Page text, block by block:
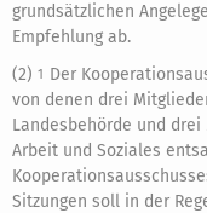
grundsätzlichen
Empfehlung ab.
(2) 1 Der
von denen drei
Landesbehörde und
Arbeit und Soziales
Sitzungen soll in der